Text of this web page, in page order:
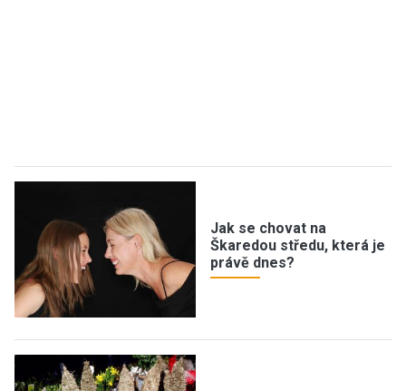
Jak se chovat na
Škaredou středu, která je
právě dnes?